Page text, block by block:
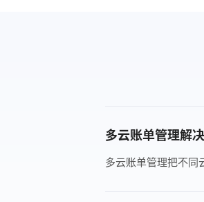
多云账单管理解
多云账单管理把不同